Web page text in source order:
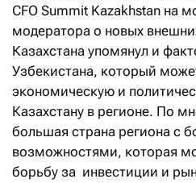
CFO Summit Kazakhstan на
модератора о новых
Казахстана упомянул и
Узбекистана, который
экономическую и
Казахстану в регионе. По
большая страна региона с
возможностями, которая
борьбу за инвестиции и